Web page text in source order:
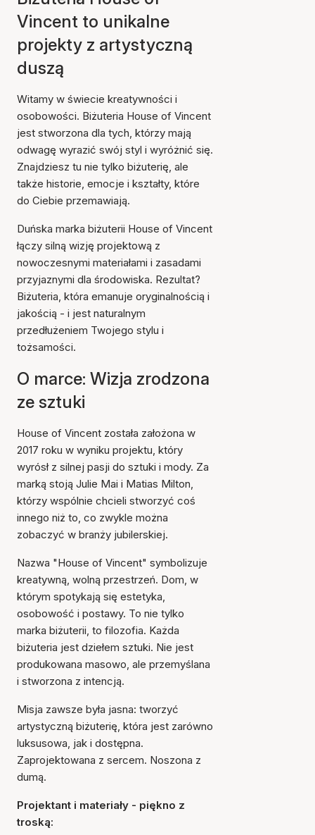
Vincent to unikalne
projekty z artystyczną
duszą
Witamy w świecie kreatywności i
osobowości. Biżuteria House of Vincent
jest stworzona dla tych, którzy mają
odwagę wyrazić swój styl i wyróżnić się.
Znajdziesz tu nie tylko biżuterię, ale
także historie, emocje i kształty, które
do Ciebie przemawiają.
Duńska marka biżuterii House of Vincent
łączy silną wizję projektową z
nowoczesnymi materiałami i zasadami
przyjaznymi dla środowiska. Rezultat?
Biżuteria, która emanuje oryginalnością i
jakością - i jest naturalnym
przedłużeniem Twojego stylu i
tożsamości.
O marce: Wizja zrodzona
ze sztuki
House of Vincent została założona w
2017 roku w wyniku projektu, który
wyrósł z silnej pasji do sztuki i mody. Za
marką stoją Julie Mai i Matias Milton,
którzy wspólnie chcieli stworzyć coś
innego niż to, co zwykle można
zobaczyć w branży jubilerskiej.
Nazwa "House of Vincent" symbolizuje
kreatywną, wolną przestrzeń. Dom, w
którym spotykają się estetyka,
osobowość i postawy. To nie tylko
marka biżuterii, to filozofia. Każda
biżuteria jest dziełem sztuki. Nie jest
produkowana masowo, ale przemyślana
i stworzona z intencją.
Misja zawsze była jasna: tworzyć
artystyczną biżuterię, która jest zarówno
luksusowa, jak i dostępna.
Zaprojektowana z sercem. Noszona z
dumą.
Projektant i materiały - piękno z
troską: